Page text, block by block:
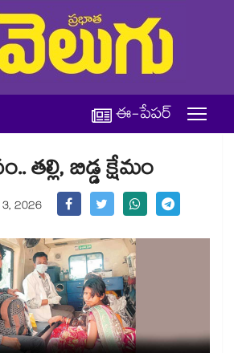
ఈ-పేపర్
తల్లి, బిడ్డ క్షేమం
3, 2026